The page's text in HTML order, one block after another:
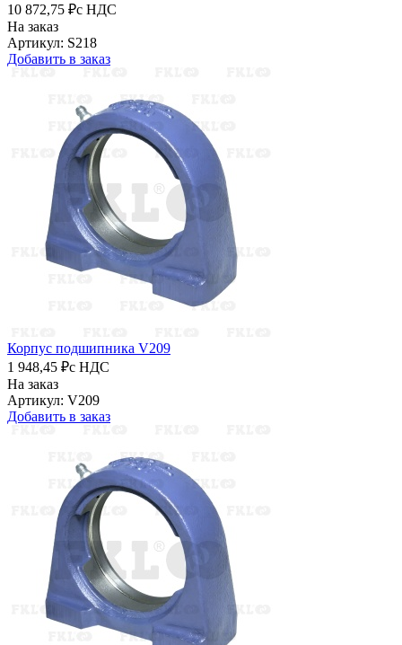
10 872,75 ₽с НДС
На заказ
Артикул: S218
Добавить в заказ
Корпус подшипника V209
1 948,45 ₽с НДС
На заказ
Артикул: V209
Добавить в заказ